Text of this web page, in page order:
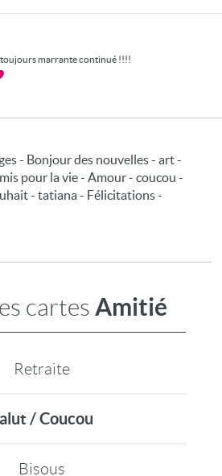
toujours marrante continué !!!!
- Bonjour des nouvelles - art -
pour la vie - Amour - coucou -
- tatiana - Félicitations -
cartes Amitié
Retraite
/ Coucou
Bisous